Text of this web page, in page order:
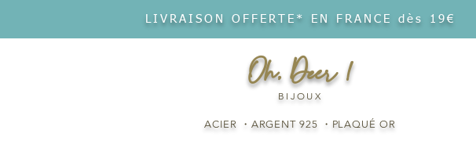
LIVRAISON OFFERTE* EN FRANCE dès 19€
Oh, Deer !
BIJOUX
ACIER ・ARGENT 925 ・PLAQUÉ OR